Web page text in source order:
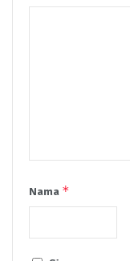
Nama *